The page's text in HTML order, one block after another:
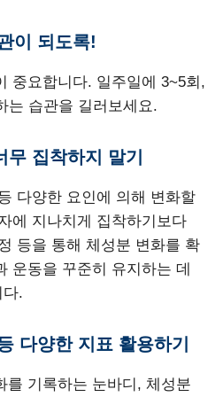
이 되도록!
중요합니다. 일주일에 3~5회,
는 습관을 길러보세요.
무 집착하지 말기
다양한 요인에 의해 변화할
에 지나치게 집착하기보다
등을 통해 체성분 변화를 확
운동을 꾸준히 유지하는 데
다.
다양한 지표 활용하기
를 기록하는 눈바디, 체성분